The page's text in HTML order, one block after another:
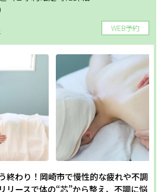
WEB予約
終わり！岡崎市で慢性的な疲れや不調
リースで体の“芯”から整え、不調に悩